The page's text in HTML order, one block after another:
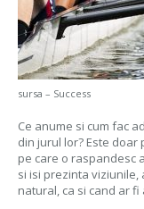
sursa – Success
Ce anume si cum fac
din jurul lor? Este
pe care o raspandesc
si isi prezinta
natural, ca si cand ar fi